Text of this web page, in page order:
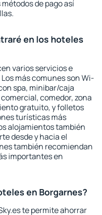
de pago así
en los hoteles
varios servicios e
más comunes son Wi-
spa, minibar/caja
comedor, zona
gratuito, y folletos
turísticas más
alojamientos también
desde y hacia el
también recomiendan
importantes en
en Borgarnes?
te permite ahorrar